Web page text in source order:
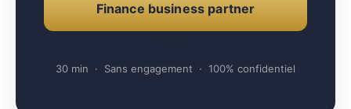
Finance business partner
30 min · Sans engagement · 100% confidentiel